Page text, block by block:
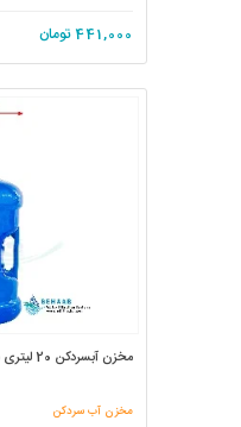
441,000 تومان
مخزن آبسردکن 20 لیتری دسته دار با درپوش
مخزن آب سردکن